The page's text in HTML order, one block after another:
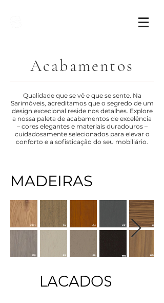
Acabamentos
Qualidade que se vê e que se sente. Na
Sarimóveis, acreditamos que o segredo de um
design excecional reside nos detalhes. Explore
a nossa paleta de acabamentos de excelência
– cores elegantes e materiais duradouros –
cuidadosamente selecionados para elevar o
conforto e a sofisticação do seu mobiliário.
MADEIRAS
LACADOS